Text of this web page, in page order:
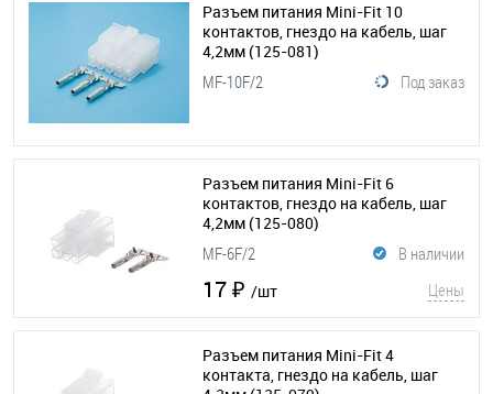
Разъем питания Mini-Fit 10
контактов, гнездо на кабель, шаг
4,2мм (125-081)
Под заказ
MF-10F/2
Разъем питания Mini-Fit 6
контактов, гнездо на кабель, шаг
4,2мм (125-080)
В наличии
MF-6F/2
17 ₽ /шт Цены
Разъем питания Mini-Fit 4
контакта, гнездо на кабель, шаг